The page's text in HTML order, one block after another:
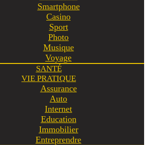
Smartphone
Casino
Sport
Photo
Musique
Voyage
SANTÉ
VIE PRATIQUE
Assurance
Auto
Internet
Education
Immobilier
Entreprendre